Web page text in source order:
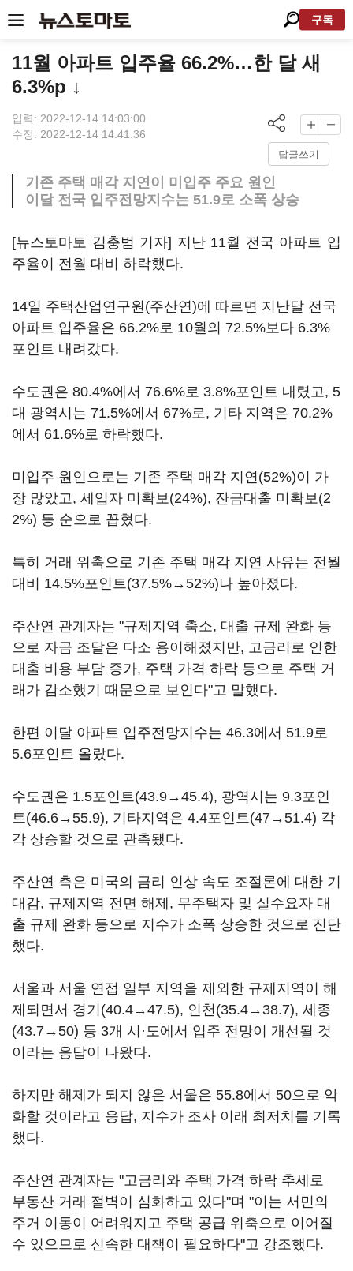
구독
11월 아파트 입주율 66.2%…한 달 새
6.3%p ↓
입력: 2022-12-14 14:03:00
수정: 2022-12-14 14:41:36
답글쓰기
기존 주택 매각 지연이 미입주 주요 원인
이달 전국 입주전망지수는 51.9로 소폭 상승
[뉴스토마토 김충범 기자] 지난 11월 전국 아파트 입
주율이 전월 대비 하락했다.
14일 주택산업연구원(주산연)에 따르면 지난달 전국
아파트 입주율은 66.2%로 10월의 72.5%보다 6.3%
포인트 내려갔다.
수도권은 80.4%에서 76.6%로 3.8%포인트 내렸고, 5
대 광역시는 71.5%에서 67%로, 기타 지역은 70.2%
에서 61.6%로 하락했다.
미입주 원인으로는 기존 주택 매각 지연(52%)이 가
장 많았고, 세입자 미확보(24%), 잔금대출 미확보(2
2%) 등 순으로 꼽혔다.
특히 거래 위축으로 기존 주택 매각 지연 사유는 전월
대비 14.5%포인트(37.5%→52%)나 높아졌다.
주산연 관계자는 "규제지역 축소, 대출 규제 완화 등
으로 자금 조달은 다소 용이해졌지만, 고금리로 인한
대출 비용 부담 증가, 주택 가격 하락 등으로 주택 거
래가 감소했기 때문으로 보인다"고 말했다.
한편 이달 아파트 입주전망지수는 46.3에서 51.9로
5.6포인트 올랐다.
수도권은 1.5포인트(43.9→45.4), 광역시는 9.3포인
트(46.6→55.9), 기타지역은 4.4포인트(47→51.4) 각
각 상승할 것으로 관측됐다.
주산연 측은 미국의 금리 인상 속도 조절론에 대한 기
대감, 규제지역 전면 해제, 무주택자 및 실수요자 대
출 규제 완화 등으로 지수가 소폭 상승한 것으로 진단
했다.
서울과 서울 연접 일부 지역을 제외한 규제지역이 해
제되면서 경기(40.4→47.5), 인천(35.4→38.7), 세종
(43.7→50) 등 3개 시·도에서 입주 전망이 개선될 것
이라는 응답이 나왔다.
하지만 해제가 되지 않은 서울은 55.8에서 50으로 악
화할 것이라고 응답, 지수가 조사 이래 최저치를 기록
했다.
주산연 관계자는 "고금리와 주택 가격 하락 추세로
부동산 거래 절벽이 심화하고 있다"며 "이는 서민의
주거 이동이 어려워지고 주택 공급 위축으로 이어질
수 있으므로 신속한 대책이 필요하다"고 강조했다.